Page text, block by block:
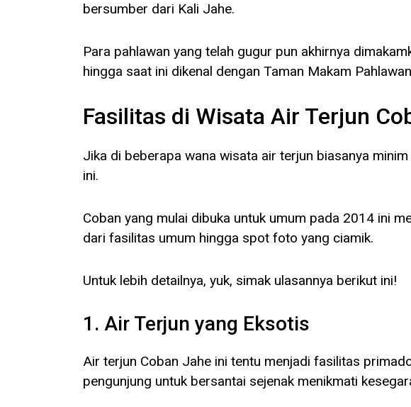
bersumber dari Kali Jahe.
Para pahlawan yang telah gugur pun akhirnya
hingga saat ini dikenal dengan Taman Makam
Fasilitas di Wisata Air Terjun
Jika di beberapa wana wisata air terjun biasanya
ini.
Coban yang mulai dibuka untuk umum pada 2014 ini
dari fasilitas umum hingga spot foto yang ciamik.
Untuk lebih detailnya, yuk, simak ulasannya berikut ini!
1. Air Terjun yang Eksotis
Air terjun Coban Jahe ini tentu menjadi fasilitas
pengunjung untuk bersantai sejenak menikmati